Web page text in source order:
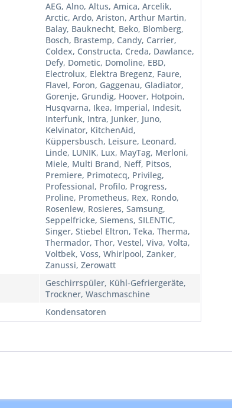
AEG, Alno, Altus, Amica, Arcelik,
Arctic, Ardo, Ariston, Arthur Martin,
Balay, Bauknecht, Beko, Blomberg,
Bosch, Brastemp, Candy, Carrier,
Coldex, Constructa, Creda, Dawlance,
Defy, Dometic, Domoline, EBD,
Electrolux, Elektra Bregenz, Faure,
Flavel, Foron, Gaggenau, Gladiator,
Gorenje, Grundig, Hoover, Hotpoin,
Husqvarna, Ikea, Imperial, Indesit,
Interfunk, Intra, Junker, Juno,
Kelvinator, KitchenAid,
Küppersbusch, Leisure, Leonard,
Linde, LUNIK, Lux, MayTag, Merloni,
Miele, Multi Brand, Neff, Pitsos,
Premiere, Primotecq, Privileg,
Professional, Profilo, Progress,
Proline, Prometheus, Rex, Rondo,
Rosenlew, Rosieres, Samsung,
Seppelfricke, Siemens, SILENTIC,
Singer, Stiebel Eltron, Teka, Therma,
Thermador, Thor, Vestel, Viva, Volta,
Voltbek, Voss, Whirlpool, Zanker,
Zanussi, Zerowatt
Geschirrspüler, Kühl-Gefriergeräte,
Trockner, Waschmaschine
Kondensatoren